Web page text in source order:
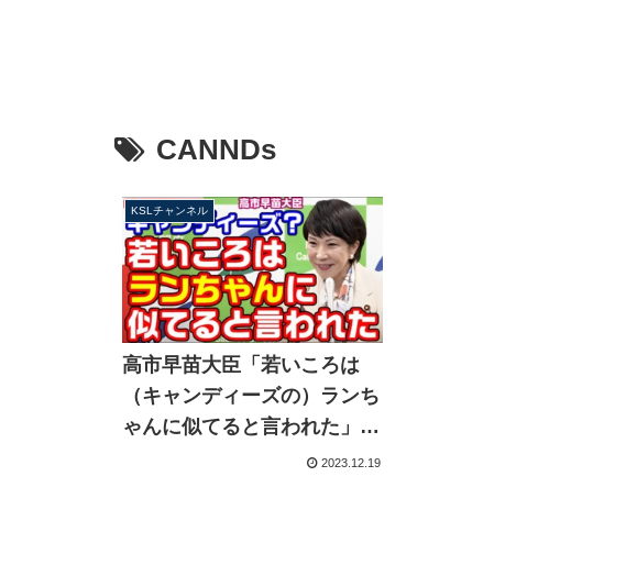
CANNDs
KSLチャンネル
高市早苗大臣「若いころは
（キャンディーズの）ランち
ゃんに似てると言われた」来
年3月受付開始CANNDsの利
2023.12.19